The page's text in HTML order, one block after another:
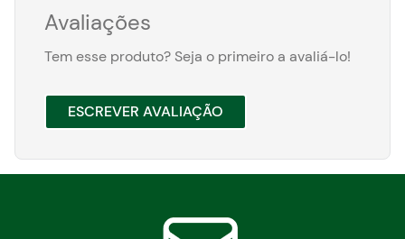
Avaliações
Tem esse produto? Seja o primeiro a avaliá-lo!
ESCREVER AVALIAÇÃO